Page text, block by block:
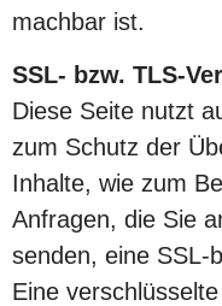
machbar ist.
SSL- bzw. TLS-
Diese Seite nutzt
zum Schutz der
Inhalte, wie zum
Anfragen, die Sie
senden, eine SSL-
Eine